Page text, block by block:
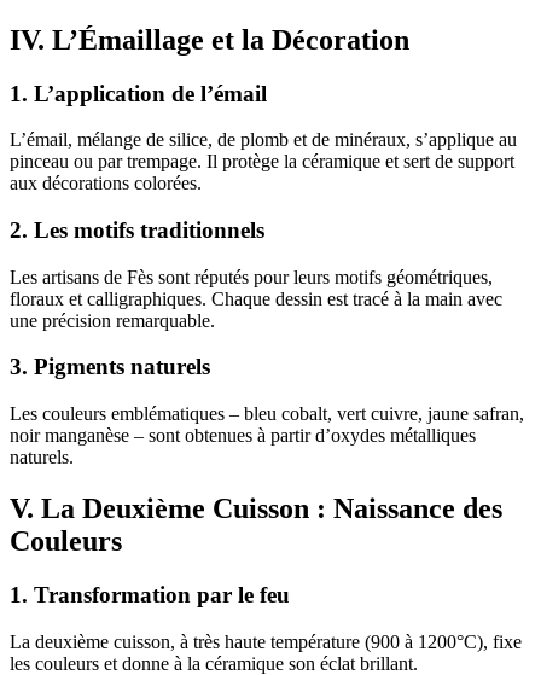
IV. L’Émaillage et la Décoration
1. L’application de l’émail
L’émail, mélange de silice, de plomb et de minéraux, s’applique au
pinceau ou par trempage. Il protège la céramique et sert de support
aux décorations colorées.
2. Les motifs traditionnels
Les artisans de Fès sont réputés pour leurs motifs géométriques,
floraux et calligraphiques. Chaque dessin est tracé à la main avec
une précision remarquable.
3. Pigments naturels
Les couleurs emblématiques – bleu cobalt, vert cuivre, jaune safran,
noir manganèse – sont obtenues à partir d’oxydes métalliques
naturels.
V. La Deuxième Cuisson : Naissance des
Couleurs
1. Transformation par le feu
La deuxième cuisson, à très haute température (900 à 1200°C), fixe
les couleurs et donne à la céramique son éclat brillant.